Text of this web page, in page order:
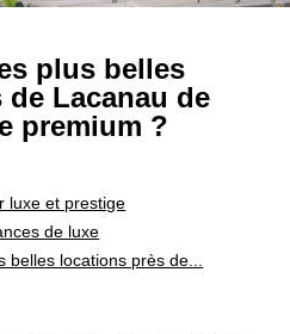
plus belles
Lacanau de
premium ?
luxe et prestige
de luxe
belles locations près de...